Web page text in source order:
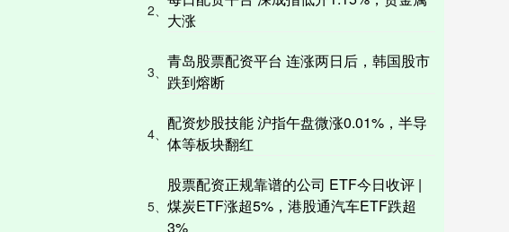
2、 大涨
3、
青岛股票配资平台 连涨两日后，韩国股市
跌到熔断
4、
配资炒股技能 沪指午盘微涨0.01%，半导
体等板块翻红
5、
股票配资正规靠谱的公司 ETF今日收评 |
煤炭ETF涨超5%，港股通汽车ETF跌超
3%